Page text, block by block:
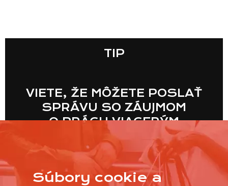
TIP
VIETE, ŽE MÔŽETE POSLAŤ
SPRÁVU SO ZÁUJMOM
O PRÁCU VIACERÝM
PREDAJNIAM NARAZ?
VIAC
Súbory cookie a